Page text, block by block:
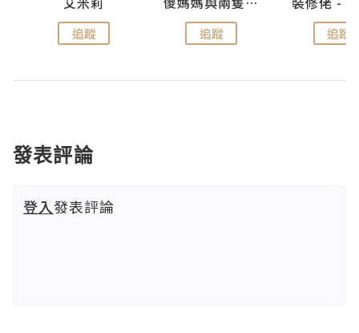
追蹤 追蹤 追蹤
發表評論
登入發表評論